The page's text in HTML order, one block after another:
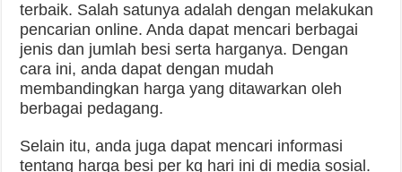
terbaik. Salah satunya adalah dengan melakukan
pencarian online. Anda dapat mencari berbagai
jenis dan jumlah besi serta harganya. Dengan
cara ini, anda dapat dengan mudah
membandingkan harga yang ditawarkan oleh
berbagai pedagang.
Selain itu, anda juga dapat mencari informasi
tentang harga besi per kg hari ini di media sosial.